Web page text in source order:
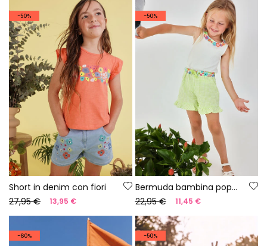
-50%
Short in denim con fiori
27,95 €
13,95 €
-50%
Bermuda bambina popeline a quadri
22,95 €
11,45 €
-60% -50%